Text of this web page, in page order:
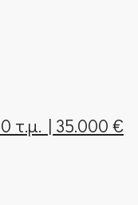
τ.μ. | 35.000 €